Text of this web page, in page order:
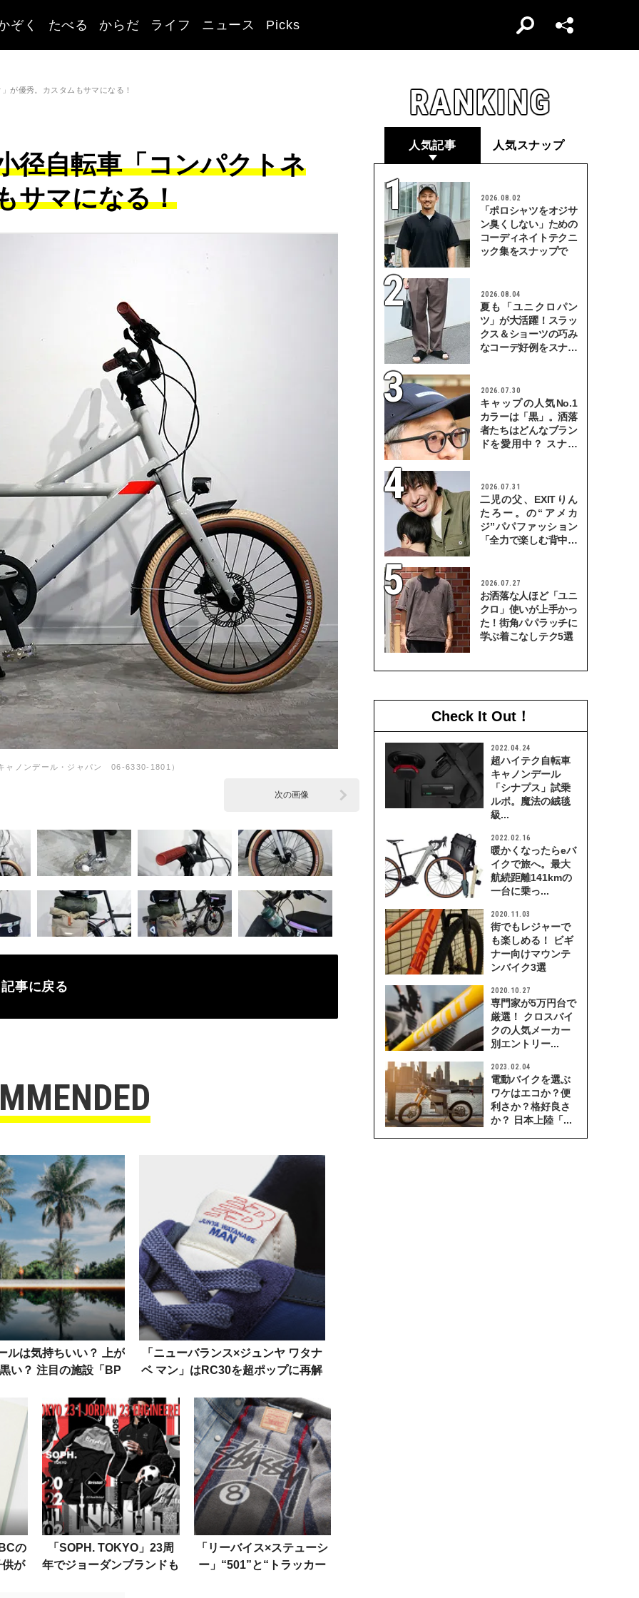
ぞく たべる からだ ライフ ニュース Picks
が優秀。カスタムもサマになる！
径自転車「コンパクトネ
サマになる！
ャノンデール・ジャパン 06-6330-1801）
次の画像
記事に戻る
ルは気持ちいい？ 上が
い？ 注目の施設「BP
「ニューバランス×ジュンヤ ワタナ
ベ マン」はRC30を超ポップに再解
の
が
「SOPH. TOKYO」23周
年でジョーダンブランドも
「リーバイス×ステューシ
ー」“501”と“トラッカー
RANKING
人気記事 人気スナップ
2026.08.02
「ポロシャツをオジサ
ン臭くしない」ための
コーディネイトテクニ
ック集をスナップで
2026.08.04
夏も「ユニクロパン
ツ」が大活躍！スラッ
クス＆ショーツの巧み
なコーデ好例をスナッ
2026.07.30
キャップの人気No.1
カラーは「黒」。洒落
者たちはどんなブラン
ドを愛用中？ スナッ
2026.07.31
二児の父、EXITりん
たろー。の“アメカ
ジ”パパファッション
「全力で楽しむ背中を
2026.07.27
お洒落な人ほど「ユニ
クロ」使いが上手かっ
た！街角パパラッチに
学ぶ着こなしテク5選
Check It Out！
2022.04.24
超ハイテク自転車
キャノンデール
「シナプス」試乗
ルポ。魔法の絨毯
級...
2022.02.16
暖かくなったらeバ
イクで旅へ。最大
航続距離141kmの
一台に乗っ...
2020.11.03
街でもレジャーで
も楽しめる！ ビギ
ナー向けマウンテ
ンバイク3選
2020.10.27
専門家が5万円台で
厳選！ クロスバイ
クの人気メーカー
別エントリー...
2023.02.04
電動バイクを選ぶ
ワケはエコか？便
利さか？格好良さ
か？ 日本上陸「...